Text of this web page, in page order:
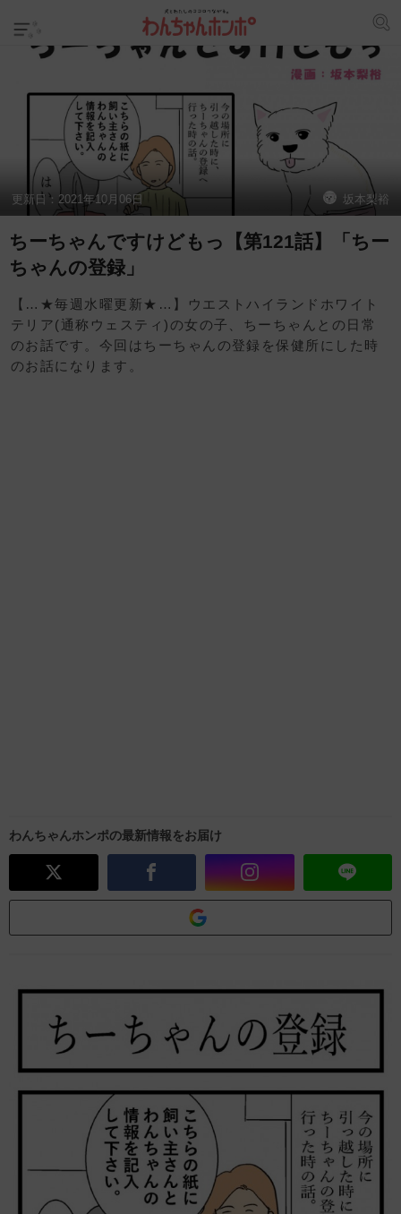
更新日： 2021年10月06日 坂本梨裕
ちーちゃんですけどもっ【第121話】「ちー
ちゃんの登録」
【…★毎週水曜更新★…】ウエストハイランドホワイト
テリア(通称ウェスティ)の女の子、ちーちゃんとの日常
のお話です。今回はちーちゃんの登録を保健所にした時
のお話になります。
わんちゃんホンポの最新情報をお届け